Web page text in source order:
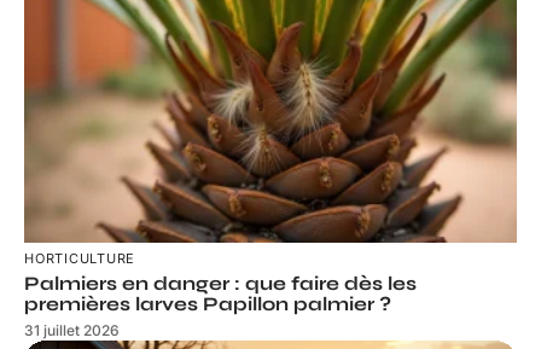
HORTICULTURE
Palmiers en danger : que faire dès les
premières larves Papillon palmier ?
31 juillet 2026